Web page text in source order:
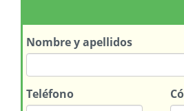
Nombrey apellidos
Teléfono